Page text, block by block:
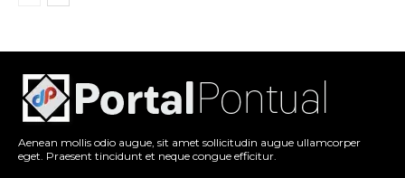
Aenean mollis odio augue, sit amet sollicitudin augue ullamcorper
eget. Praesent tincidunt et neque congue efficitur.